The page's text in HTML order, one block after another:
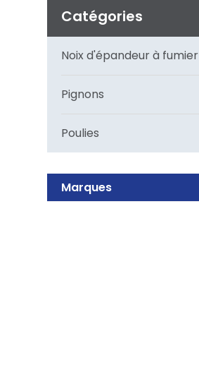
Catégories
Noix d'épandeur à fumier
Pignons
Poulies
Marques